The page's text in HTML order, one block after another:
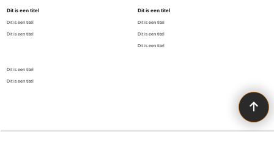
Dit is een titel
Dit is een titel
Dit is een titel
Dit is een titel
Dit is een titel
Dit is een titel
Dit is een titel
Dit is een titel
Dit is een titel
All the Tolkien you need!